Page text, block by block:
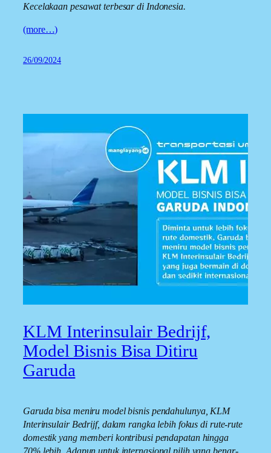
Kecelakaan pesawat terbesar di Indonesia.
(more…)
26/09/2024
KLM Interinsulair Bedrijf,
Model Bisnis Bisa Ditiru
Garuda
Garuda bisa meniru model bisnis pendahulunya, KLM
Interinsulair Bedrijf, dalam rangka lebih fokus di rute-rute
domestik yang memberi kontribusi pendapatan hingga